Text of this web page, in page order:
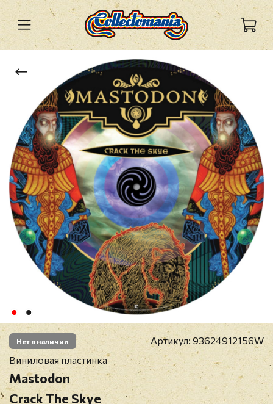
Нет в наличии Артикул: 93624912156W
Виниловая пластинка
Mastodon
Crack The Skye